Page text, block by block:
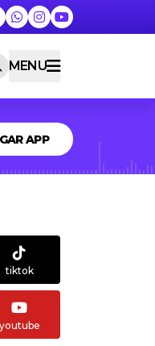
MENU
APP
tiktok
youtube